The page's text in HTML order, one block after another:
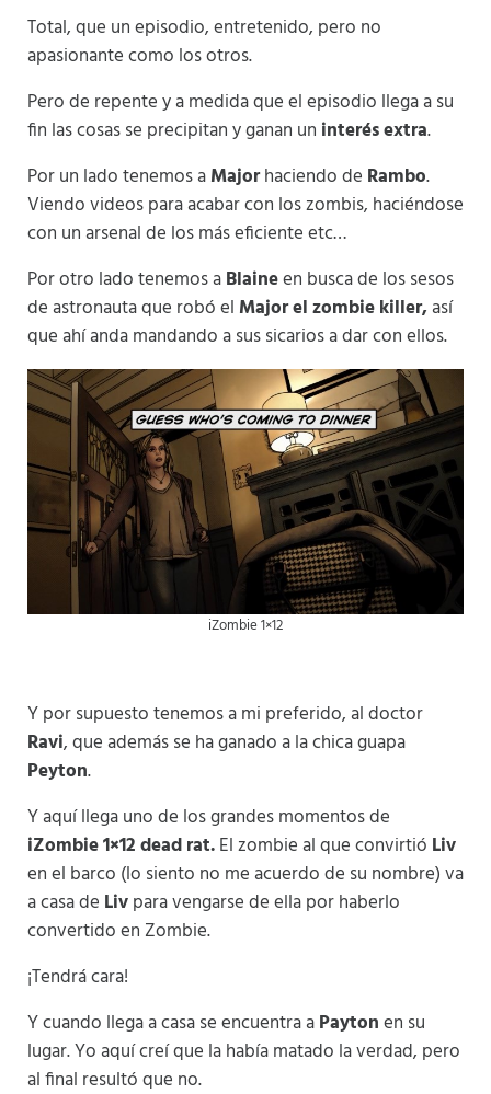
Total, que un episodio, entretenido, pero no
apasionante como los otros.
Pero de repente y a medida que el episodio llega a su
fin las cosas se precipitan y ganan un interés extra.
Por un lado tenemos aMajorhaciendo de Rambo.
Viendo videos para acabar con los zombis, haciéndose
con un arsenal de los más eficiente etc…
Por otro lado tenemos aBlaineen busca de los sesos
de astronauta que robó el Majorel zombie killer,así
que ahí anda mandando a sus sicarios a dar con ellos.
iZombie 1×12
Y por supuesto tenemos a mi preferido, al doctor
Ravi, que además se ha ganado a la chica guapa
Peyton.
Y aquí llega uno de los grandes momentos de
iZombie 1×12 dead rat.El zombie al que convirtió Liv
en el barco (lo siento no me acuerdo de su nombre) va
a casa de Livpara vengarse de ella por haberlo
convertido en Zombie.
¡Tendrá cara!
Y cuando llega a casa se encuentra aPaytonen su
lugar. Yo aquí creí que la había matado la verdad, pero
al final resultó que no.